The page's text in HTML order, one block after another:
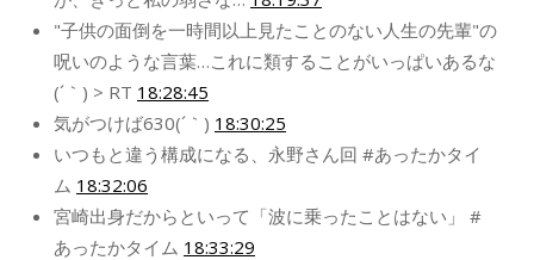
"子供の面倒を一時間以上見たことのない人生の先輩"の
呪いのような言葉…これに類することがいっぱいあるな
(´｀) > RT 18:28:45
気がつけば630(´｀) 18:30:25
いつもと違う構成になる、永野さん回 #あったかタイ
ム 18:32:06
宮崎出身だからといって「波に乗ったことはない」 #
あったかタイム 18:33:29